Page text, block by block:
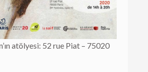
atölyesi: 52 rue Piat – 75020